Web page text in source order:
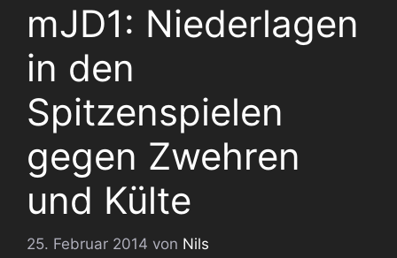
mJD1: Niederlagen
in den
Spitzenspielen
gegen Zwehren
und Külte
25. Februar 2014 von Nils